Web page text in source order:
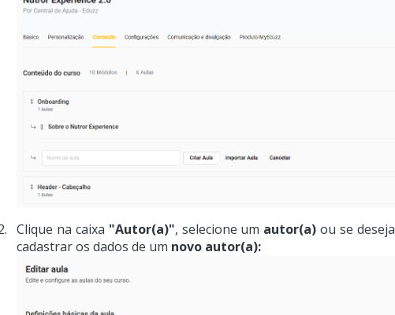
Clique na caixa "Autor(a)", selecione um autor(a) ou se
cadastrar os dados de um novo autor(a):